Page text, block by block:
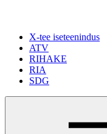
X-tee iseteenindus
ATV
RIHAKE
RIA
SDG